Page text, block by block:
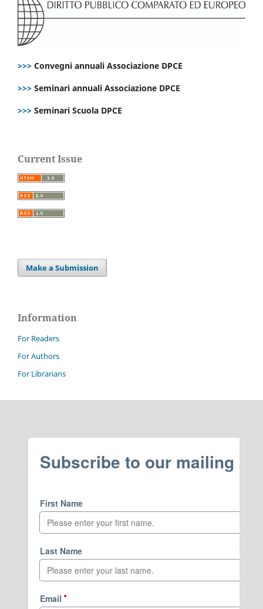
>>> Convegni annuali Associazione DPCE
>>> Seminari annuali Associazione DPCE
>>> Seminari Scuola DPCE
Current Issue
Make a Submission
Information
For Readers
For Authors
For Librarians